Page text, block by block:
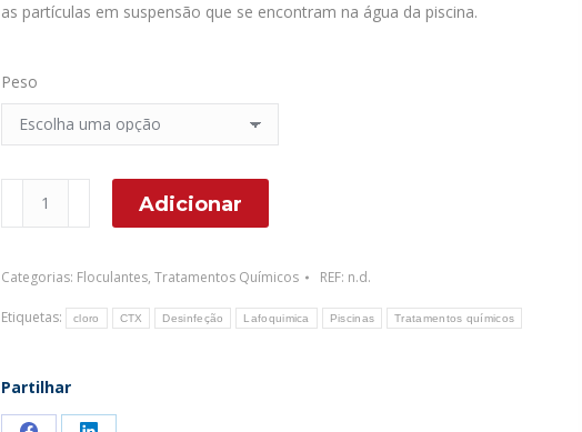
as partículas em suspensão que se encontram na água da piscina.
Peso
Quantidade
de
42
Flocculant
100
gr
Adicionar
Categorias: Floculantes, Tratamentos Químicos REF: n.d.
Etiquetas: cloro CTX Desinfeção Lafoquimica Piscinas Tratamentos químicos
Partilhar